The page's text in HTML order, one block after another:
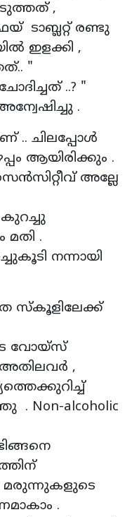
,
ടാബ്ലറ്റ് രണ്ടു
ഇളക്കി ,
"
..? "
.
.. ചിലപ്പോൾ
ആയിരിക്കും .
അല്ലേ
.
നന്നായി
സ്കൂളിലേക്ക്
വോയ്സ്
അതിലവർ ,
. Non-alcoholic
.